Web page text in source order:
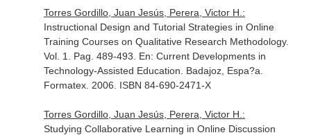
Torres Gordillo, Juan Jesús, Perera, Victor H.:
Instructional Design and Tutorial Strategies in Online
Training Courses on Qualitative Research Methodology.
Vol. 1. Pag. 489-493. En: Current Developments in
Technology-Assisted Education . Badajoz, Espa?a.
Formatex. 2006. ISBN 84-690-2471-X
Torres Gordillo, Juan Jesús, Perera, Victor H.:
Studying Collaborative Learning in Online Discussion